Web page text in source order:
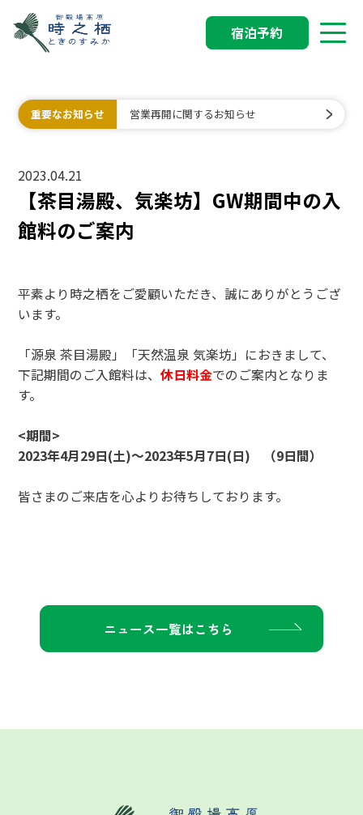
重要なお知らせ 営業再開に関するお知らせ
宿泊予約
2023.04.21
【茶目湯殿、気楽坊】GW期間中の入
館料のご案内
平素より時之栖をご愛顧いただき、誠にありがとうござ
います。
「源泉 茶目湯殿」「天然温泉 気楽坊」におきまして、
下記期間のご入館料は、休日料金でのご案内となりま
す。
<期間>
2023年4月29日(土)～2023年5月7日(日) （9日間）
皆さまのご来店を心よりお待ちしております。
ニュース一覧はこちら